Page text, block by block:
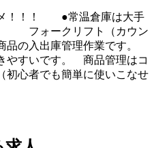
！！！ ●常温倉庫は大手
。 フォークリフト（カウン
品の入出庫管理作業です。
やすいです。 商品管理はコ
心者でも簡単に使いこなせ